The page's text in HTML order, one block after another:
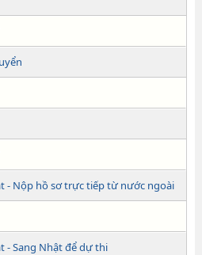
- Nộp hồ sơ trực tiếp từ nước ngoài
- Sang Nhật để dự thi